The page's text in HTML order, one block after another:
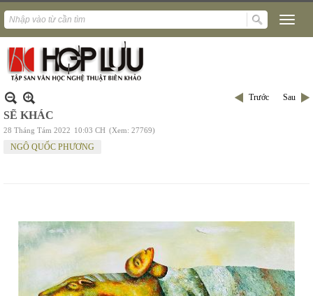
Trước Sau
SẼ KHÁC
28 Tháng Tám 2022 10:03 CH (Xem: 27769)
NGÔ QUỐC PHƯƠNG